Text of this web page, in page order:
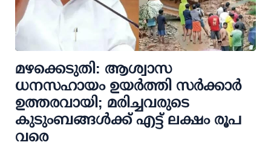
മഴക്കെടുതി: ആശ്വാസ
ധനസഹായം ഉയര്‍ത്തി സര്‍ക്കാര്‍
ഉത്തരവായി; മരിച്ചവരുടെ
കുടുംബങ്ങള്‍ക്ക് എട്ട് ലക്ഷം രൂപ
വരെ